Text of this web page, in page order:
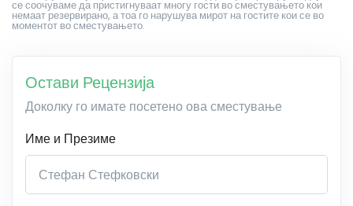
се соочуваме да пристигнуваат многу гости во сместувањето кои
немаат резервирано, а тоа го нарушува мирот на гостите кои се во
моментот во сместувањето.
Остави Рецензија
Доколку го имате посетено ова сместување
Име и Презиме